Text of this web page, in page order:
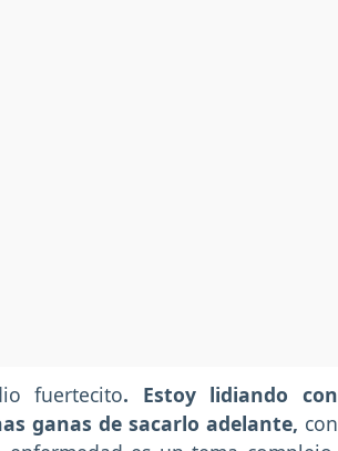
fuertecito. Estoy lidiando con
ganas de sacarlo adelante, con